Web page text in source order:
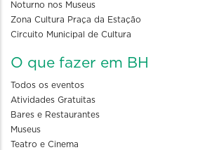
Noturno nos Museus
Zona Cultura Praça da Estação
Circuito Municipal de Cultura
O que fazer em BH
Todos os eventos
Atividades Gratuitas
Bares e Restaurantes
Museus
Teatro e Cinema